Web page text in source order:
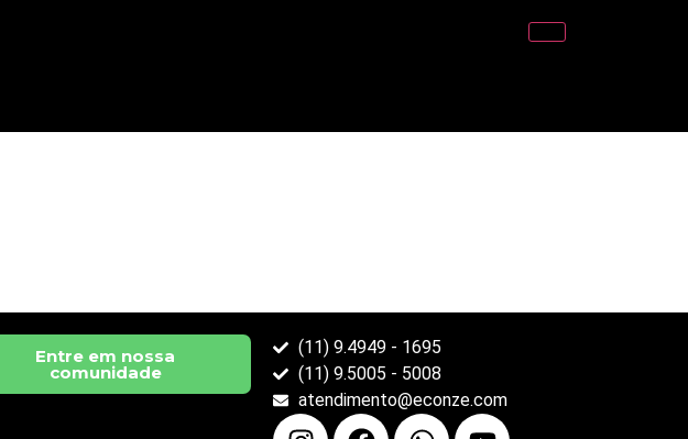
Entre em nossa
comunidade
(11) 9.4949 - 1695
(11) 9.5005 - 5008
atendimento@econze.com